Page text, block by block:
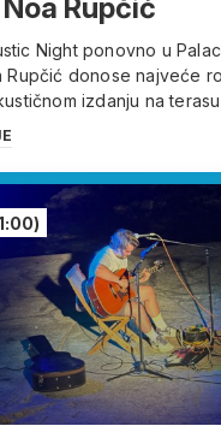
Rupčić
Night ponovno u
Rupčić donose najveće
izdanju na terasu